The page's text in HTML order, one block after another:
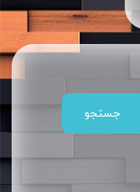
جستجو